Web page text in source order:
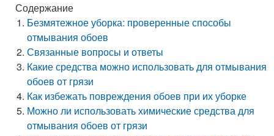
Содержание
Безмятежное уборка: проверенные способы
отмывания обоев
Связанные вопросы и ответы
Какие средства можно использовать для отмывания
обоев от грязи
Как избежать повреждения обоев при их уборке
Можно ли использовать химические средства для
отмывания обоев от грязи